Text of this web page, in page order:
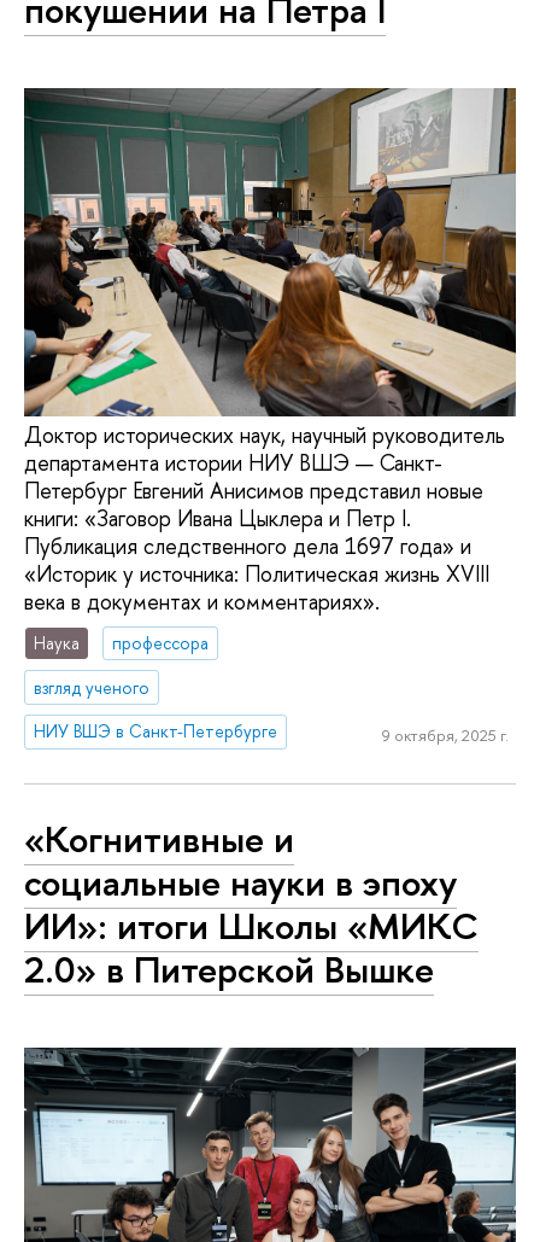
Доктор исторических наук, научный руководитель
департамента истории НИУ ВШЭ — Санкт-
Петербург Евгений Анисимов представил новые
книги: «Заговор Ивана Цыклера и Петр I.
Публикация следственного дела 1697 года» и
«Историк у источника: Политическая жизнь XVIII
века в документах и комментариях».
Наука
профессора
взгляд ученого
НИУ ВШЭ в Санкт-Петербурге
9 октября, 2025 г.
«Когнитивные и
социальные науки в эпоху
ИИ»: итоги Школы «МИКС
2.0» в Питерской Вышке